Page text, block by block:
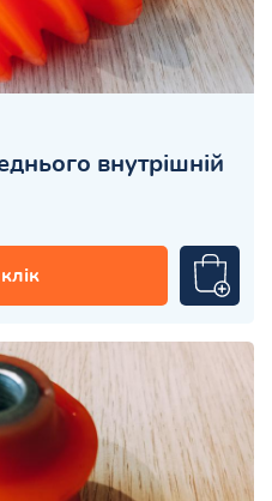
внутрішній